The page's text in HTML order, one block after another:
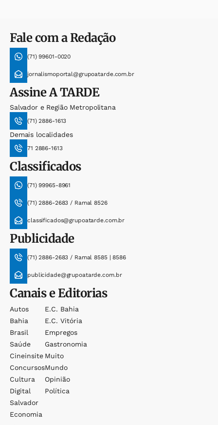
Fale com a Redação
(71) 99601-0020
jornalismoportal@grupoatarde.com.br
AssineA TARDE
Salvador e Região Metropolitana
(71) 2886-1613
Demais localidades
71 2886-1613
Classificados
(71) 99965-8961
(71) 2886-2683 / Ramal 8526
classificados@grupoatarde.com.br
Publicidade
(71) 2886-2683 / Ramal 8585 | 8586
publicidade@grupoatarde.com.br
Canais e Editorias
Autos
Bahia
Brasil
Saúde
Cineinsite
Concursos
Cultura
Digital
Salvador
Economia
E.c. Bahia
E.c. Vitória
Empregos
Gastronomia
Muito
Mundo
Opinião
Política